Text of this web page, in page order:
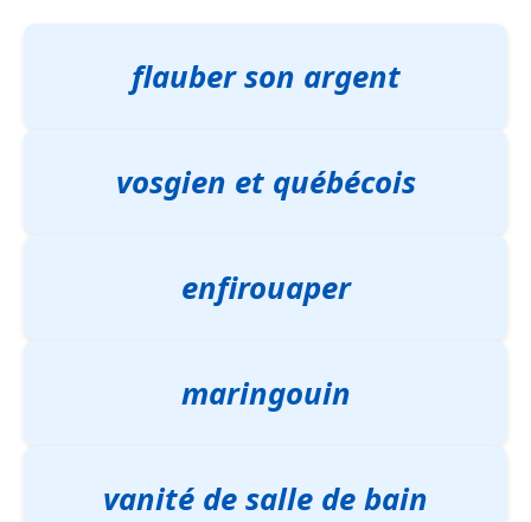
flauber son argent
vosgien et québécois
enfirouaper
maringouin
vanité de salle de bain